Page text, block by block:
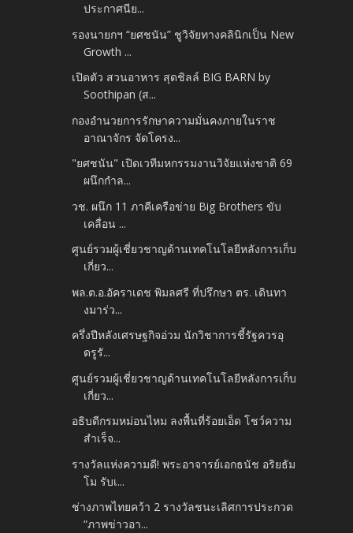
ประกาศนีย...
รองนายกฯ “ยศชนัน” ชูวิจัยทางคลินิกเป็น New
Growth ...
เปิดตัว สวนอาหาร สุดชิลล์ BIG BARN by
Soothipan (ส...
กองอำนวยการรักษาความมั่นคงภายในราช
อาณาจักร จัดโครง...
"ยศชนัน" เปิดเวทีมหกรรมงานวิจัยแห่งชาติ 69
ผนึกกำล...
วช. ผนึก 11 ภาคีเครือข่าย Big Brothers ขับ
เคลื่อน ...
ศูนย์รวมผู้เชี่ยวชาญด้านเทคโนโลยีหลังการเก็บ
เกี่ยว...
พล.ต.อ.อัคราเดช พิมลศรี ที่ปรึกษา ตร. เดินทา
งมาร่ว...
ครึ่งปีหลังเศรษฐกิจอ่วม นักวิชาการชี้รัฐควรอุ
ดรูรั...
ศูนย์รวมผู้เชี่ยวชาญด้านเทคโนโลยีหลังการเก็บ
เกี่ยว...
อธิบดีกรมหม่อนไหม ลงพื้นที่ร้อยเอ็ด โชว์ความ
สำเร็จ...
รางวัลแห่งความดี! พระอาจารย์เอกธนัช อริยธัม
โม รับเ...
ช่างภาพไทยคว้า 2 รางวัลชนะเลิศการประกวด
“ภาพข่าวอา...